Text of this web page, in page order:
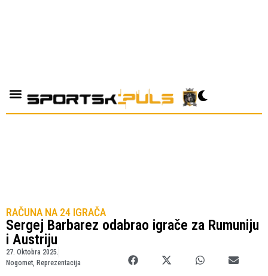
RAČUNA NA 24 IGRAČA
Sergej Barbarez odabrao igrače za Rumuniju
i Austriju
27. Oktobra 2025.
Nogomet, Reprezentacija